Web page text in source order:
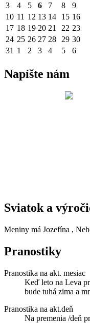
3
4 5 6 7 8
9
10 11 12 13 14 15 16
17 18 19 20 21 22 23
24 25 26 27 28 29 30
31 1 2 3 4 5 6
Napíšte nám
Sviatok a
Meniny má Jozefína ,
Pranostiky
Pranostika na akt. mesiac
Keď leto na Leva
bude tuhá zima a
Pranostika na akt.deň
Na premenia /deň